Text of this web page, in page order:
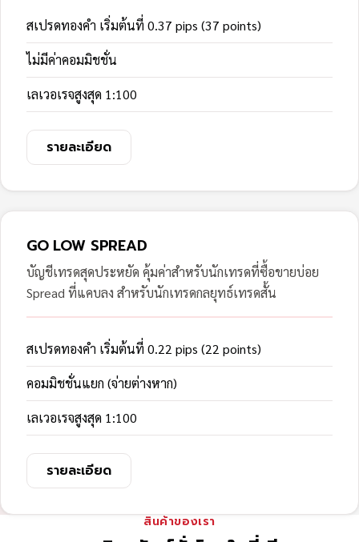
สเปรดทองคำ เริ่มต้นที่ 0.37 pips (37 points)
ไม่มีค่าคอมมิชชั่น
เลเวอเรจสูงสุด 1:100
รายละเอียด
GO LOW SPREAD
บัญชีเทรดสุดประหยัด คุ้มค่าสำหรับนักเทรดที่ซื้อขายบ่อย
Spread ที่แคบลง สำหรับนักเทรดกลยุทธ์เทรดสั้น
สเปรดทองคำ เริ่มต้นที่ 0.22 pips (22 points)
คอมมิชชั่นแยก (จ่ายต่างหาก)
เลเวอเรจสูงสุด 1:100
รายละเอียด
สินค้าของเรา